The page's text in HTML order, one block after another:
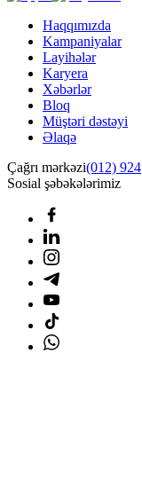
Haqqımızda
Kampaniyalar
Layihələr
Karyera
Xəbərlər
Bloq
Müştəri dəstəyi
Əlaqə
Çağrı mərkəzi(012) 924
Sosial şəbəkələrimiz